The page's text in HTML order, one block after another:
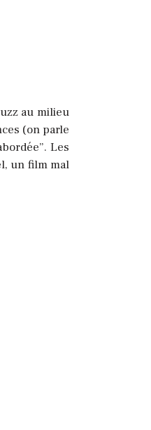
au milieu
(on parle
Les
un film mal